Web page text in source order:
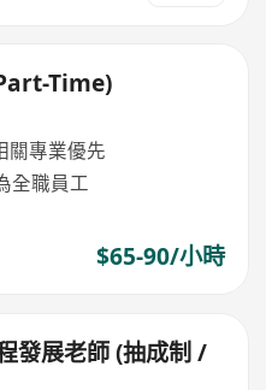
Time)
關專業優先
全職員工
$65-90/小時
發展老師 (抽成制 /